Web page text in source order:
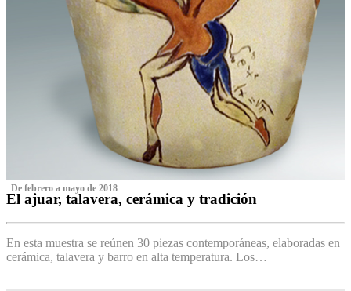
‌ De febrero a mayo de 2018
El ajuar, talavera, cerámica y tradición
En esta muestra se reúnen 30 piezas contemporáneas, elaboradas en
cerámica, talavera y barro en alta temperatura. Los…